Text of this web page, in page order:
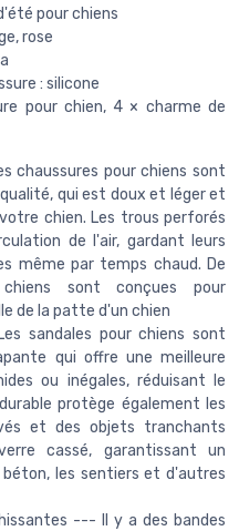
pour chiens
rose
: silicone
pour chien, 4 × charme de
chaussures pour chiens sont
qui est doux et léger et
chien. Les trous perforés
de l'air, gardant leurs
même par temps chaud. De
sont conçues pour
de la patte d'un chien
sandales pour chiens sont
qui offre une meilleure
ou inégales, réduisant le
protège également les
et des objets tranchants
cassé, garantissant un
les sentiers et d'autres
--- Il y a des bandes